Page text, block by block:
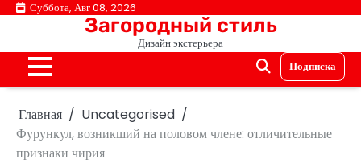
ПерейтиСуббота, Авг 08, 2026
Загородный стиль
Дизайн экстерьера
Подписка
Главная
Uncategorised
Фурункул, возникший на половом члене: отличительные
признаки чирия